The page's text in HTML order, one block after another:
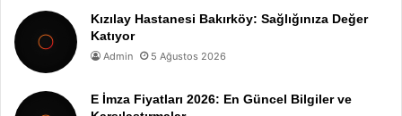
Kızılay Hastanesi Bakırköy: Sağlığınıza Değer
Katıyor
Admin 5 Ağustos 2026
E İmza Fiyatları 2026: En Güncel Bilgiler ve